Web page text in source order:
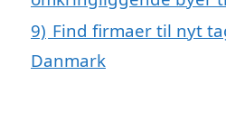
9) Find firmaer til nyt
Danmark